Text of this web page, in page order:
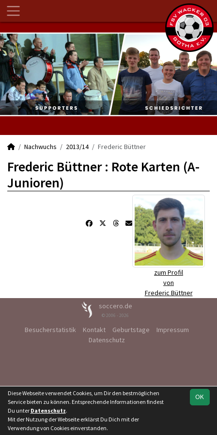
Nachwuchs 2013/14 Frederic Büttner
Frederic Büttner : Rote Karten (A-
Junioren)
zum Profil
von
Frederic Büttner
soccero.de
© 2006 - 2026
Besucherstatistik Kontakt Geburtstage
Impressum
Datenschutz
OK
Diese Webseite verwendet Cookies, um Dir den bestmöglichen
Service bieten zu können. Entsprechende Informationen findest
Du unter Datenschutz.
Mit der Nutzung der Webseite erklärst Du Dich mit der
Verwendung von Cookies einverstanden.